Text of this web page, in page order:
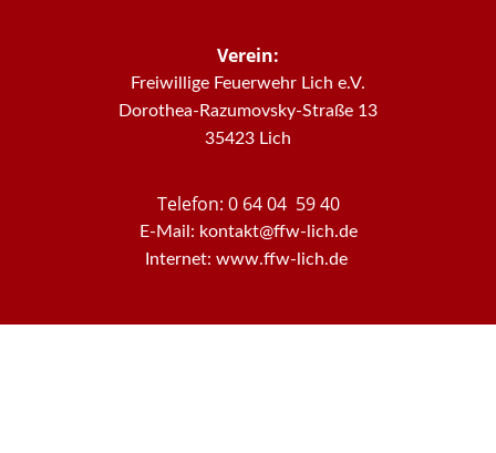
Verein:
Freiwillige Feuerwehr Lich e.V.
Dorothea-Razumovsky-Straße 13
35423 Lich
Telefon: 0 64 04 59 40
E-Mail: kontakt@ffw-lich.de
Internet: www.ffw-lich.de